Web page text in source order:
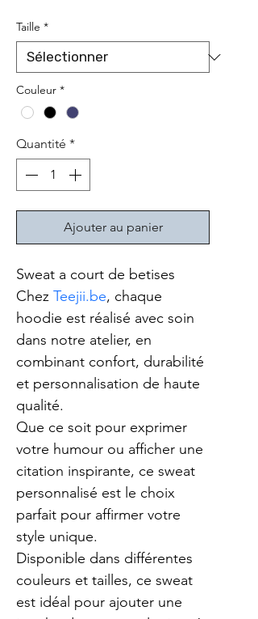
Taille *
Couleur *
Quantité *
Ajouter au panier
Sweat a court de betises
Chez Teejii.be, chaque
hoodie est réalisé avec soin
dans notre atelier, en
combinant confort, durabilité
et personnalisation de haute
qualité.
Que ce soit pour exprimer
votre humour ou afficher une
citation inspirante, ce sweat
personnalisé est le choix
parfait pour affirmer votre
style unique.
Disponible dans différentes
couleurs et tailles, ce sweat
est idéal pour ajouter une